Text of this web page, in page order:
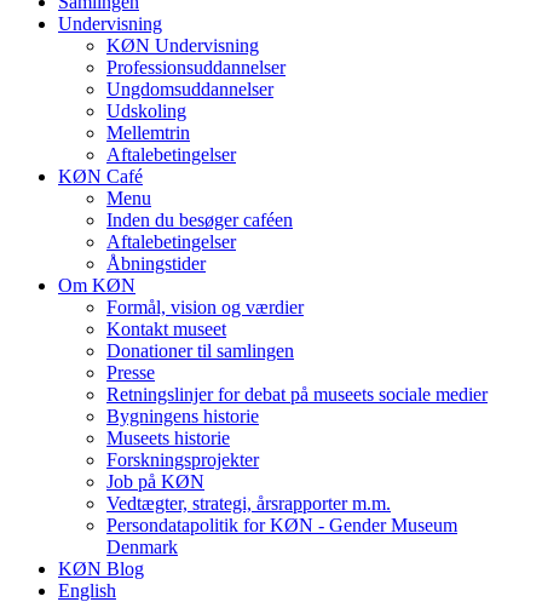
Undervisning
KØN Undervisning
Professionsuddannelser
Ungdomsuddannelser
Udskoling
Mellemtrin
Aftalebetingelser
KØN Café
Menu
Inden du besøger caféen
Aftalebetingelser
Åbningstider
Om KØN
Formål, vision og værdier
Kontakt museet
Donationer til samlingen
Presse
Retningslinjer for debat på museets sociale medier
Bygningens historie
Museets historie
Forskningsprojekter
Job på KØN
Vedtægter, strategi, årsrapporter m.m.
Persondatapolitik for KØN - Gender Museum
Denmark
KØN Blog
English